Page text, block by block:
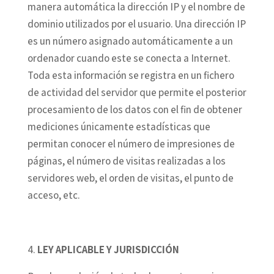
manera automática la dirección IP y el nombre de
dominio utilizados por el usuario. Una dirección IP
es un número asignado automáticamente a un
ordenador cuando este se conecta a Internet.
Toda esta información se registra en un fichero
de actividad del servidor que permite el posterior
procesamiento de los datos con el fin de obtener
mediciones únicamente estadísticas que
permitan conocer el número de impresiones de
páginas, el número de visitas realizadas a los
servidores web, el orden de visitas, el punto de
acceso, etc.
LEY APLICABLE Y JURISDICCIÓN